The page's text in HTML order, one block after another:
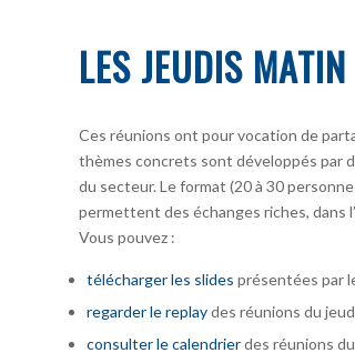
LES JEUDIS MATIN
Ces réunions ont pour vocation de
thèmes concrets sont développés par
du secteur. Le format (20 à 30
permettent des échanges riches, dans
Vous pouvez :
téléchargerles slides présentées par
regarder le replaydes réunions du
consulter le calendrierdes réunions